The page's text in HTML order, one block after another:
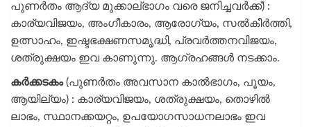
പുണർതം ആദ്യ മുക്കാല്ഭാഗം വരെ ജനിച്ചവർക്ക്) :
കാര്യവിജയം, അംഗീകാരം, ആരോഗ്യം, സൽകീർത്തി,
ഉത്സാഹം, ഇഷ്ടഭക്ഷണസമൃദ്ധി, പ്രവർത്തനവിജയം,
ശത്രുക്ഷയം ഇവ കാണുന്നു. ആഗ്രഹങ്ങൾ നടക്കാം.
കർക്കടകം(പുണർതം അവസാന കാൽഭാഗം, പൂയം,
ആയില്യം) : കാര്യവിജയം, ശത്രുക്ഷയം, തൊഴിൽ
ലാഭം, സ്ഥാനക്കയറ്റം, ഉപയോഗസാധനലാഭം ഇവ